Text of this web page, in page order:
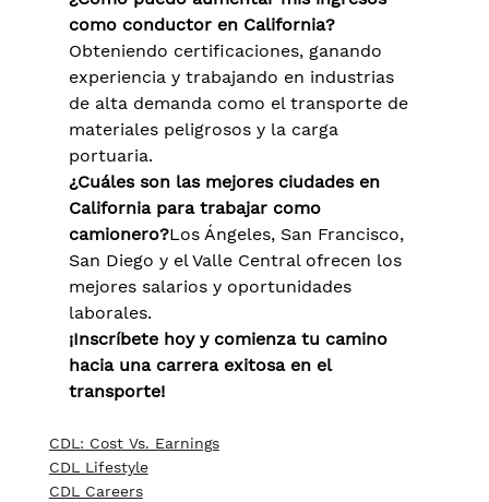
como conductor en California?
Obteniendo certificaciones, ganando
experiencia y trabajando en industrias
de alta demanda como el transporte de
materiales peligrosos y la carga
portuaria.
¿Cuáles son las mejores ciudades en
California para trabajar como
camionero?Los Ángeles, San Francisco,
San Diego y el Valle Central ofrecen los
mejores salarios y oportunidades
laborales.
¡Inscríbete hoy y comienza tu camino
hacia una carrera exitosa en el
transporte!
CDL: Cost Vs. Earnings
CDL Lifestyle
CDL Careers